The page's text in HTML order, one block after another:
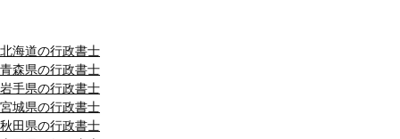
北海道の行政書士
青森県の行政書士
岩手県の行政書士
宮城県の行政書士
秋田県の行政書士